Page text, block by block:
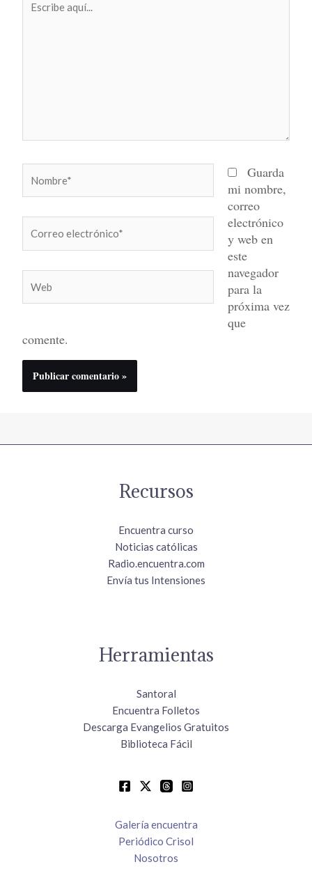
aquí...
electrónico*
Guarda
mi nombre,
correo
electrónico
y web en
este
navegador
para la
próxima vez
que
comente.
Recursos
Encuentra curso
Noticias católicas
Radio.encuentra.com
Envía tus Intensiones
Herramientas
Santoral
Encuentra Folletos
Descarga Evangelios Gratuitos
Biblioteca Fácil
Galería encuentra
Periódico Crisol
Nosotros